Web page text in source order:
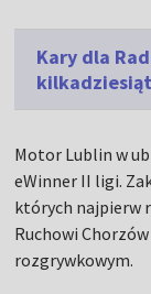
Kary dla
Motor Lublin w
eWinner II ligi.
których najpierw
Ruchowi
rozgrywkowym.